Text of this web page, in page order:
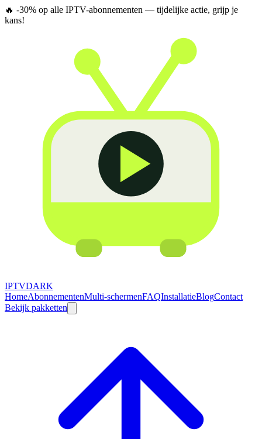
🔥 -30% op alle IPTV-abonnementen — tijdelijke actie, grijp je
kans!
IPTVDARK
HomeAbonnementenMulti-schermenFAQInstallatieBlogContact
Bekijk pakketten